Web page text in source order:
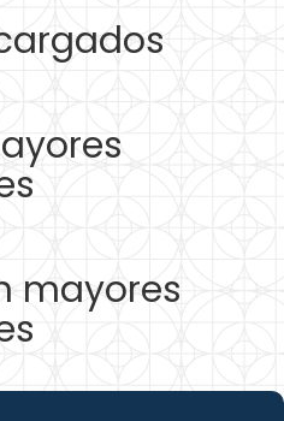
mayores